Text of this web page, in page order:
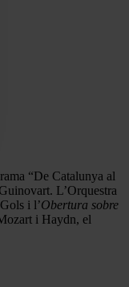
“De Catalunya al
L’Orquestra
i l’Obertura sobre
i Haydn, el